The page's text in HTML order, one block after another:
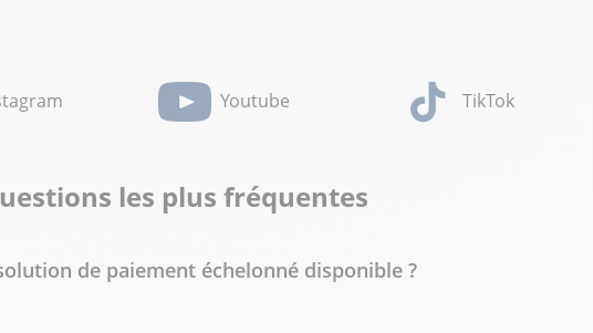
Youtube TikTok
les plus fréquentes
de paiement échelonné disponible ?